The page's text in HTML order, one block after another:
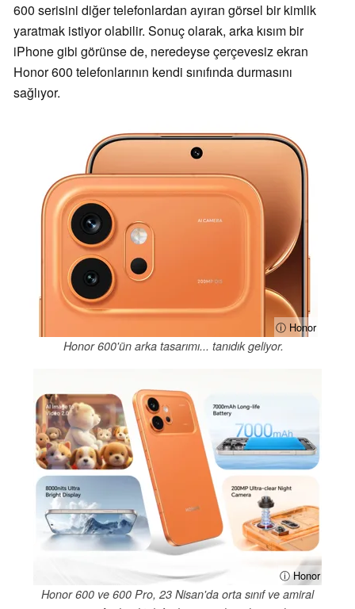
600 serisini diğer telefonlardan ayıran görsel bir kimlik
yaratmak istiyor olabilir. Sonuç olarak, arka kısım bir
iPhone gibi görünse de, neredeyse çerçevesiz ekran
Honor 600 telefonlarının kendi sınıfında durmasını
sağlıyor.
ⓘ Honor
Honor 600'ün arka tasarımı... tanıdık geliyor.
ⓘ Honor
Honor 600 ve 600 Pro, 23 Nisan'da orta sınıf ve amiral